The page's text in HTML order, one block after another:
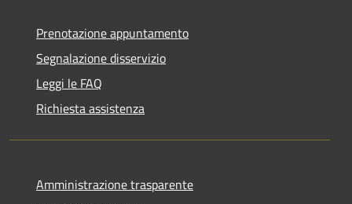
Prenotazione appuntamento
Segnalazione disservizio
Leggi le FAQ
Richiesta assistenza
Amministrazione trasparente